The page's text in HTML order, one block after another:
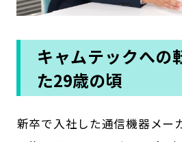
キャムテックへの
た29歳の頃
――新卒で入社した通信機器メ